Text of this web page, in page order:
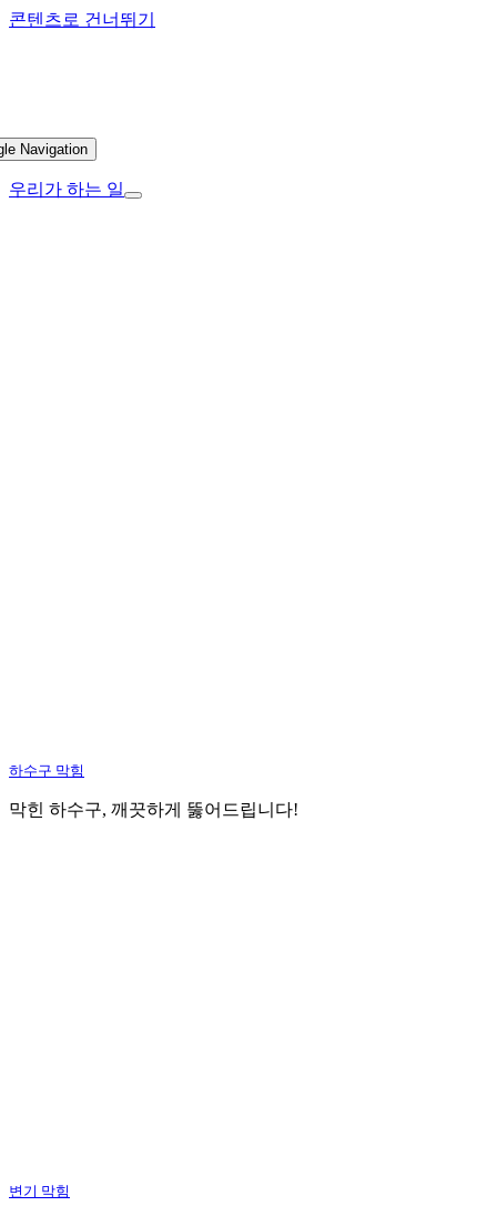
콘텐츠로 건너뛰기
Navigation
우리가 하는 일
하수구 막힘
막힌 하수구, 깨끗하게 뚫어드립니다!
변기 막힘